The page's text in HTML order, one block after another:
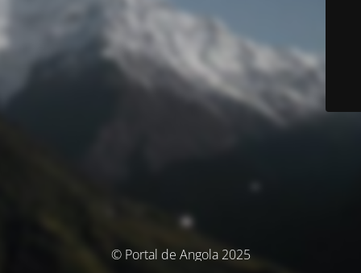
© Portal de Angola 2025